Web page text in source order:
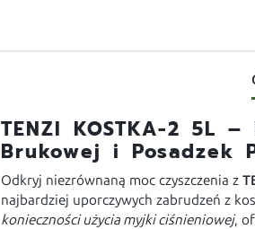
TENZI KOSTKA-2 5L
Brukowej i Posadzek
Odkryj niezrównaną moc czyszczenia z
najbardziej uporczywych zabrudzeń z
konieczności użycia myjki ciśnieniowej,